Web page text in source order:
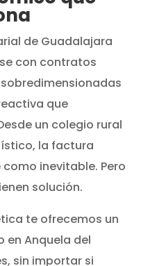
de Guadalajara
con contratos
que
un colegio rural
la factura
inevitable. Pero
solución.
te ofrecemos un
en Anquela del
sin importar si